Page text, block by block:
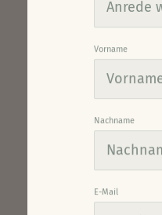
Vorname
Nachname
E-Mail